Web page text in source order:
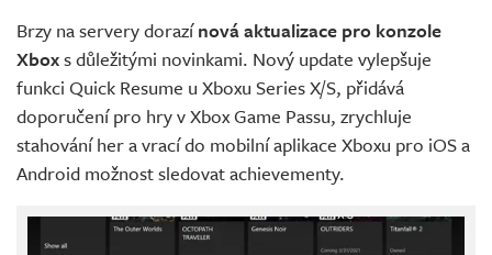
Brzy na servery dorazínová aktualizace pro konzole
Xboxs důležitými novinkami. Nový update vylepšuje
funkci Quick Resume u Xboxu Series X/S, přidává
doporučení pro hry v Xbox Game Passu, zrychluje
stahování her a vrací do mobilní aplikace Xboxu pro iOS a
Android možnost sledovat achievementy.